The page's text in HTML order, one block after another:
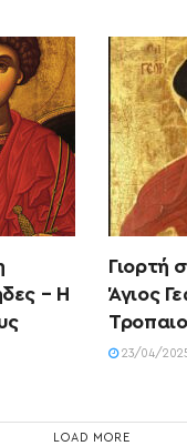
– Η
Γιορτή
Άγιος
23/04/
LOAD MORE